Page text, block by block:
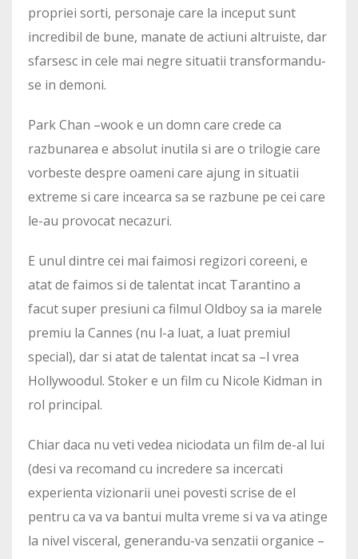
propriei sorti, personaje care la inceput sunt
incredibil de bune, manate de actiuni altruiste, dar
sfarsesc in cele mai negre situatii transformandu-
se in demoni.
Park Chan –wook e un domn care crede ca
razbunarea e absolut inutila si are o trilogie care
vorbeste despre oameni care ajung in situatii
extreme si care incearca sa se razbune pe cei care
le-au provocat necazuri.
E unul dintre cei mai faimosi regizori coreeni, e
atat de faimos si de talentat incat Tarantino a
facut super presiuni ca filmul Oldboy sa ia marele
premiu la Cannes (nu l-a luat, a luat premiul
special), dar si atat de talentat incat sa –l vrea
Hollywoodul. Stoker e un film cu Nicole Kidman in
rol principal.
Chiar daca nu veti vedea niciodata un film de-al lui
(desi va recomand cu incredere sa incercati
experienta vizionarii unei povesti scrise de el
pentru ca va va bantui multa vreme si va va atinge
la nivel visceral, generandu-va senzatii organice –